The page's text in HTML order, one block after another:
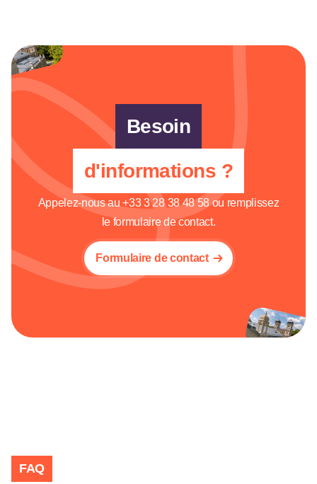
Besoin
d'informations ?
Appelez-nous au+33 3 28 38 48 58ou remplissez
le formulaire de contact.
Formulaire de contact
FAQ